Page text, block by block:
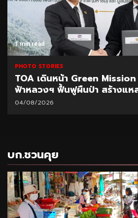
1 min read
PHOTO STORIES
TOA เดินหน้า Green
ฟ้าหลวงฯ ฟื้นฟูผืนป่า สร้างแ
04/08/2026
บก.ชวนคุย